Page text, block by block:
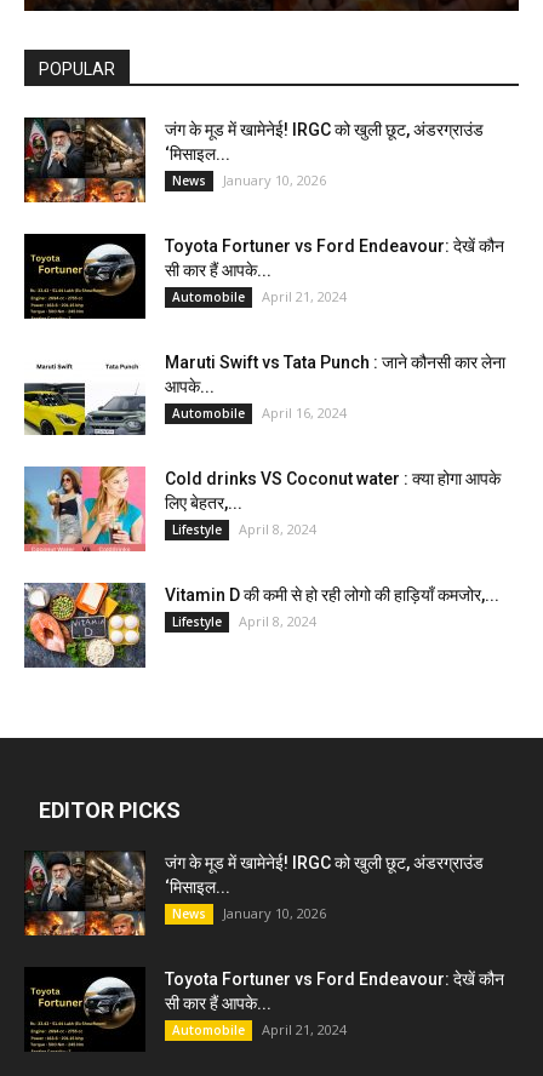
POPULAR
जंग के मूड में खामेनेई! IRGC को खुली छूट, अंडरग्राउंड
‘मिसाइल...
News January 10, 2026
Toyota Fortuner vs Ford Endeavour: देखें कौन
सी कार हैं आपके...
Automobile April 21, 2024
Maruti Swift vs Tata Punch : जाने कौनसी कार लेना
आपके...
Automobile April 16, 2024
Cold drinks VS Coconut water : क्या होगा आपके
लिए बेहतर,...
Lifestyle April 8, 2024
Vitamin D की कमी से हो रही लोगो की हाड़ियाँ कमजोर,...
Lifestyle April 8, 2024
EDITOR PICKS
जंग के मूड में खामेनेई! IRGC को खुली छूट, अंडरग्राउंड
‘मिसाइल...
News January 10, 2026
Toyota Fortuner vs Ford Endeavour: देखें कौन
सी कार हैं आपके...
Automobile April 21, 2024